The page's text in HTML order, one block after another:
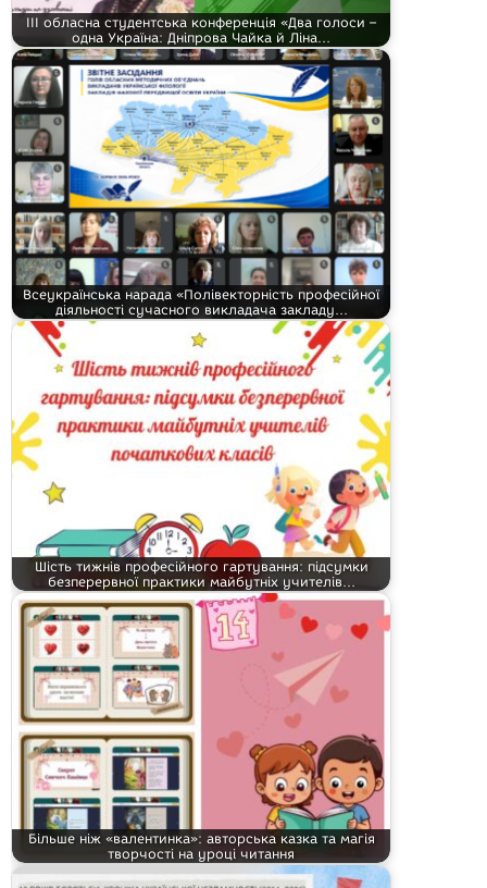
ІІІ обласна студентська конференція «Два голоси –
одна Україна: Дніпрова Чайка й Ліна…
Всеукраїнська нарада «Полівекторність професійної
діяльності сучасного викладача закладу…
Шість тижнів професійного гартування: підсумки
безперервної практики майбутніх учителів…
Більше ніж «валентинка»: авторська казка та магія
творчості на уроці читання